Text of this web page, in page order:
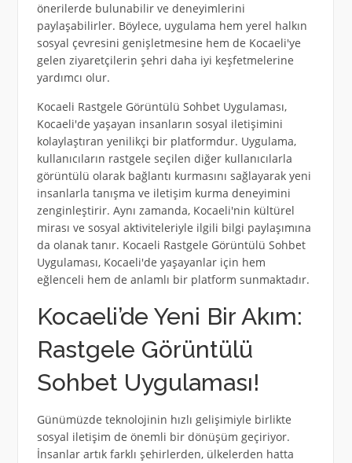
önerilerde bulunabilir ve deneyimlerini
paylaşabilirler. Böylece, uygulama hem yerel halkın
sosyal çevresini genişletmesine hem de Kocaeli'ye
gelen ziyaretçilerin şehri daha iyi keşfetmelerine
yardımcı olur.
Kocaeli Rastgele Görüntülü Sohbet Uygulaması,
Kocaeli'de yaşayan insanların sosyal iletişimini
kolaylaştıran yenilikçi bir platformdur. Uygulama,
kullanıcıların rastgele seçilen diğer kullanıcılarla
görüntülü olarak bağlantı kurmasını sağlayarak yeni
insanlarla tanışma ve iletişim kurma deneyimini
zenginleştirir. Aynı zamanda, Kocaeli'nin kültürel
mirası ve sosyal aktiviteleriyle ilgili bilgi paylaşımına
da olanak tanır. Kocaeli Rastgele Görüntülü Sohbet
Uygulaması, Kocaeli'de yaşayanlar için hem
eğlenceli hem de anlamlı bir platform sunmaktadır.
Kocaeli’de Yeni Bir Akım:
Rastgele Görüntülü
Sohbet Uygulaması!
Günümüzde teknolojinin hızlı gelişimiyle birlikte
sosyal iletişim de önemli bir dönüşüm geçiriyor.
İnsanlar artık farklı şehirlerden, ülkelerden hatta